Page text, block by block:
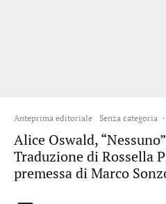
Anteprima editoriale Senza categoria ·
Alice Oswald,
Traduzione di Rossella
premessa di Marco